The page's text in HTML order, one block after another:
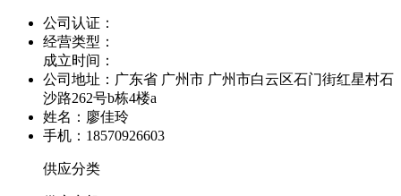
公司认证：
经营类型：
成立时间：
公司地址： 广东省 广州市 广州市白云区石门街红星村石
沙路262号b栋4楼a
姓名：廖佳玲
手机：18570926603
供应分类